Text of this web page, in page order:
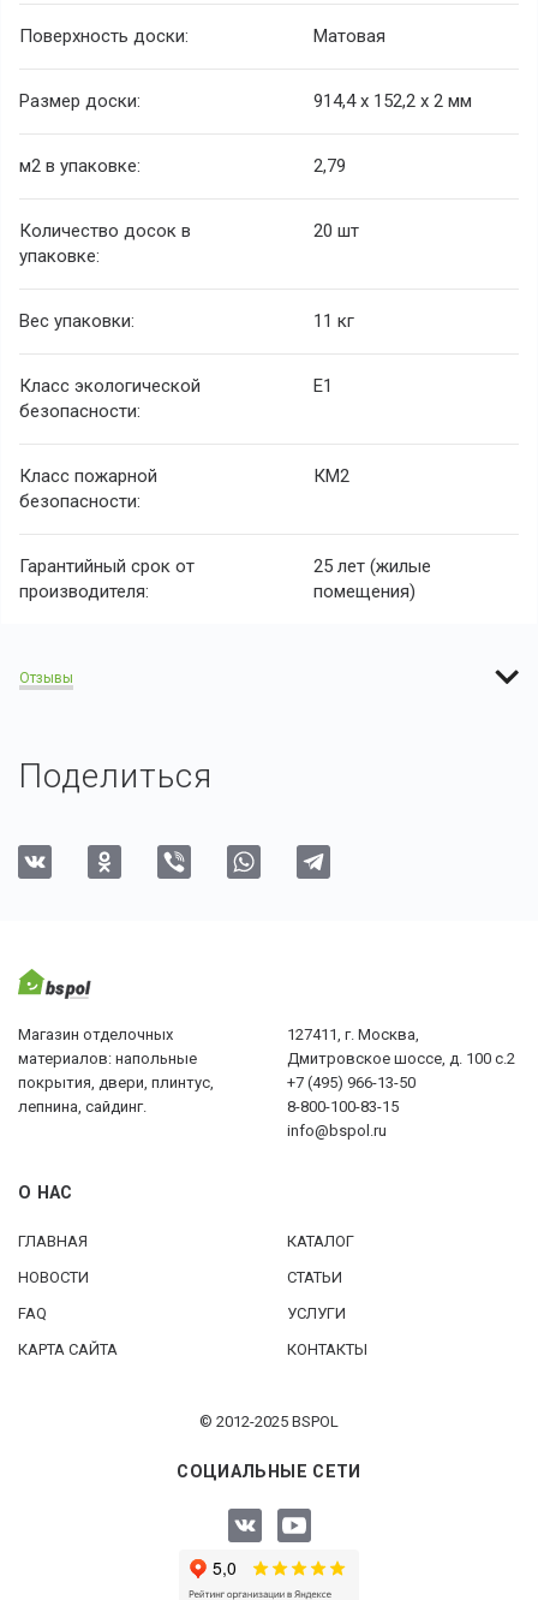
Поверхность доски: Матовая
Размер доски: 914,4 х 152,2 х 2 мм
м2 в упаковке: 2,79
Количество досок в
упаковке:
20 шт
Вес упаковки: 11 кг
Класс экологической
безопасности:
Е1
Класс пожарной
безопасности:
КМ2
Гарантийный срок от
производителя:
25 лет (жилые
помещения)
Отзывы
Поделиться
Магазин отделочных
материалов: напольные
покрытия, двери, плинтус,
лепнина, сайдинг.
127411, г. Москва,
Дмитровское шоссе, д. 100 с.2
+7 (495) 966-13-50
8-800-100-83-15
info@bspol.ru
О НАС
ГЛАВНАЯ
КАТАЛОГ
НОВОСТИ
СТАТЬИ
FAQ
УСЛУГИ
КАРТА САЙТА
КОНТАКТЫ
© 2012-2025 BSPOL
СОЦИАЛЬНЫЕ СЕТИ